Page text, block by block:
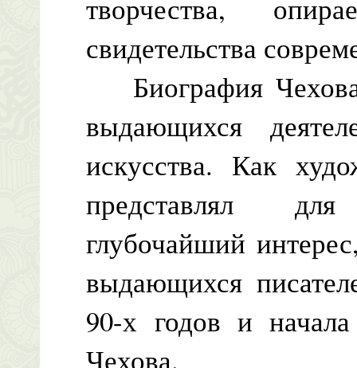
творчества,
свидетельства
Биография
выдающихся
искусства. Как
представлял
глубочайший
выдающихся
90-х годов и
Чехова.